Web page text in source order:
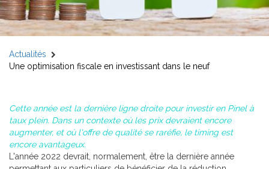
Actualités
Une optimisation fiscale en investissant dans le neuf
Cette année est la dernière ligne droite pour investir en Pinel à
taux plein. Dans un contexte où les prix devraient encore
augmenter, et où l'offre de qualité se raréfie, le timing est
encore avantageux.
L'année 2022 devrait, normalement, être la dernière année